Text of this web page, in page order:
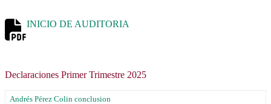
INICIO DE AUDITORIA
Declaraciones Primer Trimestre 2025
Andrés Pérez Colin conclusion